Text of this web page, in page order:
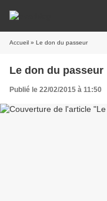
Accueil » Le don du passeur
Le don du passeur
Publié le 22/02/2015 à 11:50